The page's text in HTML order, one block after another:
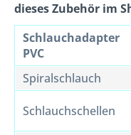
dieses Zubehör im
Schlauchadapter
PVC
Spiralschlauch
Schlauchschellen